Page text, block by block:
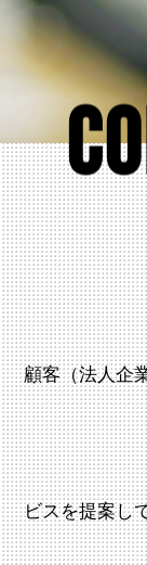
顧客（法人企
ビスを提案し